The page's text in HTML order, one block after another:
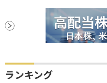
ランキング